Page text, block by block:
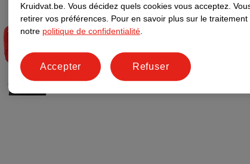
Kruidvat.be. Vous décidez quels cookies vous acceptez.
retirer vos préférences. Pour en savoir plus sur le
notre politique de confidentialité
Refuser
Accepter